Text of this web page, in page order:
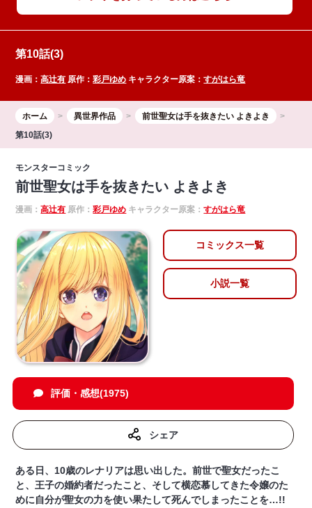
第10話(3)
漫画：高辻有 原作：彩戸ゆめ キャラクター原案：すがはら竜
ホーム 異世界作品
前世聖女は手を抜きたい よきよき
第10話(3)
モンスターコミック
前世聖女は手を抜きたい よきよき
漫画：高辻有 原作：彩戸ゆめ キャラクター原案：すがはら竜
コミックス一覧
小説一覧
評価・感想(1975)
シェア
ある日、10歳のレナリアは思い出した。前世で聖女だったこ
と、王子の婚約者だったこと、そして横恋慕してきた令嬢のた
めに自分が聖女の力を使い果たして死んでしまったことを…!!